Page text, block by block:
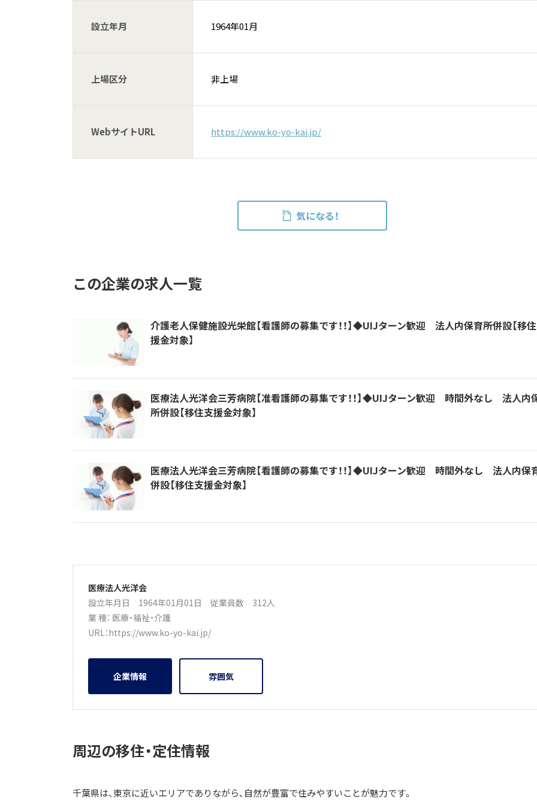
設立年月 1964年01月
上場区分 非上場
WebサイトURL https://www.ko-yo-kai.jp/
気になる！
この企業の求人一覧
介護老人保健施設光栄館【看護師の募集です！！】◆UIJターン歓迎 法人内保育所併設【移
援金対象】
医療法人光洋会三芳病院【准看護師の募集です！！】◆UIJターン歓迎 時間外なし 法人内
所併設【移住支援金対象】
医療法人光洋会三芳病院【看護師の募集です！！】◆UIJターン歓迎 時間外なし 法人内保
併設【移住支援金対象】
医療法人光洋会
設立年月日 1964年01月01日 従業員数 312人
業 種： 医療・福祉・介護
URL：https://www.ko-yo-kai.jp/
企業情報 雰囲気
周辺の移住・定住情報
千葉県は、東京に近いエリアでありながら、自然が豊富で住みやすいことが魅力です。